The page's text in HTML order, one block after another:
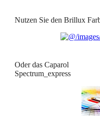
Nutzen Sie den Brillux
Oder das Caparol
Spectrum_express